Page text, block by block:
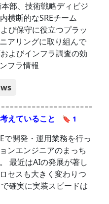
部、技術戦略ディビジ
横断的なSREチーム
び保守に役立つプラッ
アリングに取り組んで
よびインフラ調査の効
フラ情報
えていること 🔖 1
で開発・運用業務を行っ
ンエンジニアのまっち
最近はAIの発展が著し
セスも大きく変わりつ
確実に実装スピードは